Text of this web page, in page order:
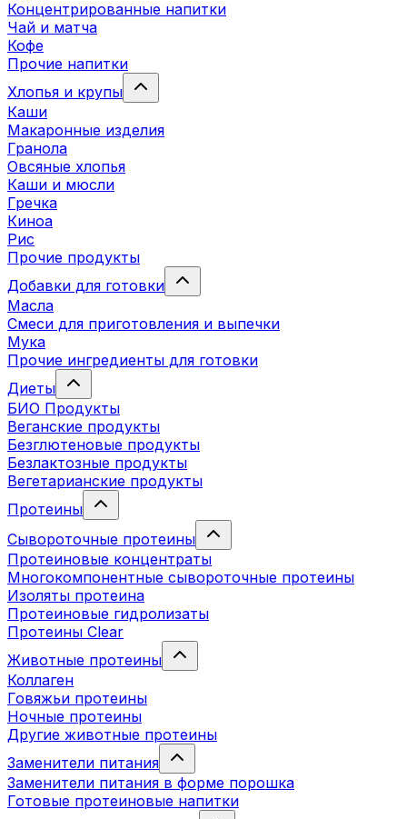
Концентрированные напитки
Чай и матча
Кофе
Прочие напитки
Хлопья и крупы
Каши
Макаронные изделия
Гранола
Овсяные хлопья
Каши и мюсли
Гречка
Киноа
Рис
Прочие продукты
Добавки для готовки
Масла
Смеси для приготовления и выпечки
Мука
Прочие ингредиенты для готовки
Диеты
БИО Продукты
Веганские продукты
Безглютеновые продукты
Безлактозные продукты
Вегетарианские продукты
Протеины
Сывороточные протеины
Протеиновые концентраты
Многокомпонентные сывороточные протеины
Изоляты протеина
Протеиновые гидролизаты
Протеины Clear
Животные протеины
Коллаген
Говяжьи протеины
Ночные протеины
Другие животные протеины
Заменители питания
Заменители питания в форме порошка
Готовые протеиновые напитки